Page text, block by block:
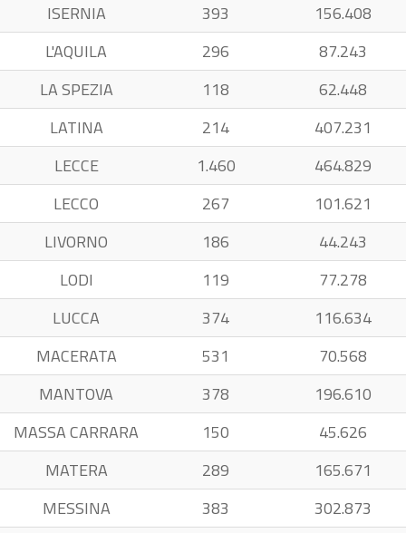
ISERNIA
393
156.408
L'AQUILA
296
87.243
LA SPEZIA
118
62.448
LATINA
214
407.231
LECCE
1.460
464.829
LECCO
267
101.621
LIVORNO
186
44.243
LODI
119
77.278
LUCCA
374
116.634
MACERATA
531
70.568
MANTOVA
378
196.610
MASSA CARRARA
150
45.626
MATERA
289
165.671
MESSINA
383
302.873